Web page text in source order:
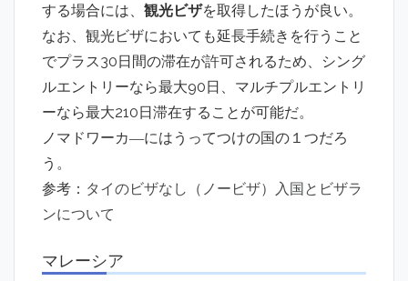
する場合には、 観光ビザを取得したほうが良い。
なお、観光ビザにおいても延長手続きを行うこと
でプラス30日間の滞在が許可されるため、シング
ルエントリーなら最大90日、マルチプルエントリ
ーなら最大210日滞在することが可能だ。
ノマドワーカ―にはうってつけの国の１つだろ
う。
参考： タイのビザなし（ノービザ）入国とビザラ
ンについて
マレーシア